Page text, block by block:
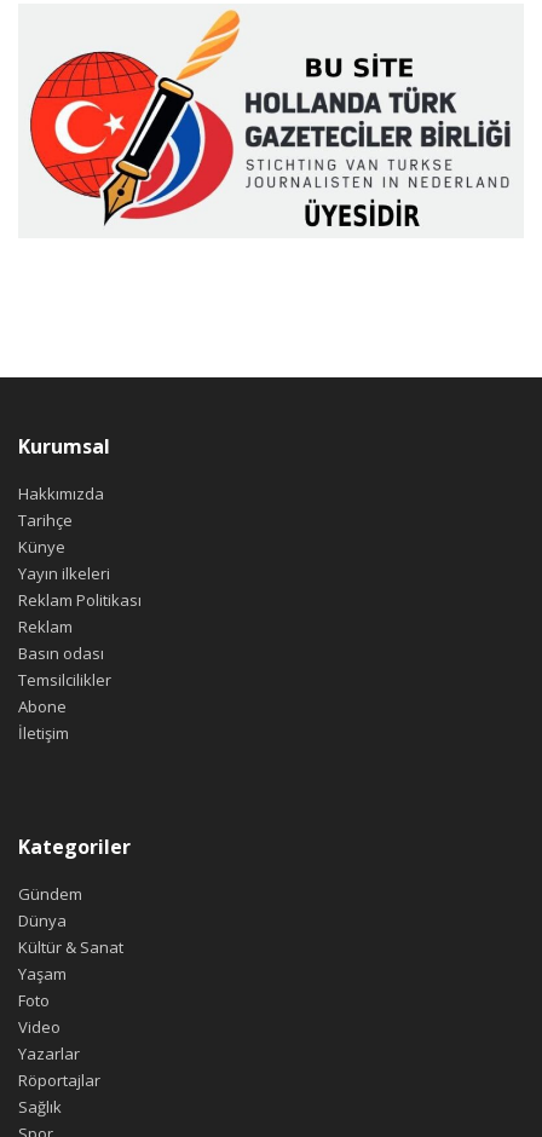
Kurumsal
Hakkımızda
Tarihçe
Künye
Yayın ilkeleri
Reklam Politikası
Reklam
Basın odası
Temsilcilikler
Abone
İletişim
Kategoriler
Gündem
Dünya
Kültür & Sanat
Yaşam
Foto
Video
Yazarlar
Röportajlar
Sağlık